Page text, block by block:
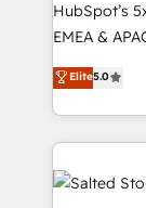
HubSpot’s
EMEA &
experienced
Partner. 🚀 With 2,750+ HubSpot projects delivered
and 370+
we de-risk
accelerate ROI
multi-region
Elite5.0